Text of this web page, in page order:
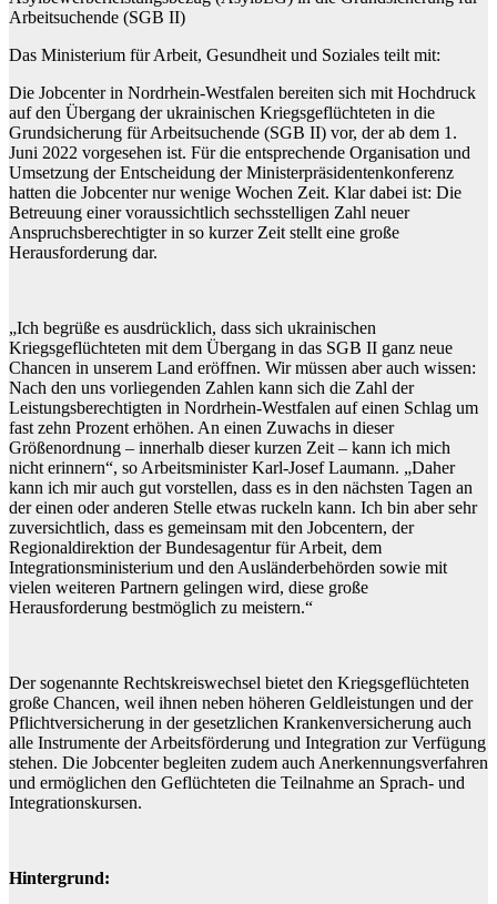
Arbeitsuchende (SGB II)
Das Ministerium für Arbeit, Gesundheit und Soziales teilt mit:
Die Jobcenter in Nordrhein-Westfalen bereiten sich mit Hochdruck
auf den Übergang der ukrainischen Kriegsgeflüchteten in die
Grundsicherung für Arbeitsuchende (SGB II) vor, der ab dem 1.
Juni 2022 vorgesehen ist. Für die entsprechende Organisation und
Umsetzung der Entscheidung der Ministerpräsidentenkonferenz
hatten die Jobcenter nur wenige Wochen Zeit. Klar dabei ist: Die
Betreuung einer voraussichtlich sechsstelligen Zahl neuer
Anspruchsberechtigter in so kurzer Zeit stellt eine große
Herausforderung dar.
„Ich begrüße es ausdrücklich, dass sich ukrainischen
Kriegsgeflüchteten mit dem Übergang in das SGB II ganz neue
Chancen in unserem Land eröffnen. Wir müssen aber auch wissen:
Nach den uns vorliegenden Zahlen kann sich die Zahl der
Leistungsberechtigten in Nordrhein-Westfalen auf einen Schlag um
fast zehn Prozent erhöhen. An einen Zuwachs in dieser
Größenordnung – innerhalb dieser kurzen Zeit – kann ich mich
nicht erinnern“, so Arbeitsminister Karl-Josef Laumann. „Daher
kann ich mir auch gut vorstellen, dass es in den nächsten Tagen an
der einen oder anderen Stelle etwas ruckeln kann. Ich bin aber sehr
zuversichtlich, dass es gemeinsam mit den Jobcentern, der
Regionaldirektion der Bundesagentur für Arbeit, dem
Integrationsministerium und den Ausländerbehörden sowie mit
vielen weiteren Partnern gelingen wird, diese große
Herausforderung bestmöglich zu meistern.“
Der sogenannte Rechtskreiswechsel bietet den Kriegsgeflüchteten
große Chancen, weil ihnen neben höheren Geldleistungen und der
Pflichtversicherung in der gesetzlichen Krankenversicherung auch
alle Instrumente der Arbeitsförderung und Integration zur Verfügung
stehen. Die Jobcenter begleiten zudem auch Anerkennungsverfahren
und ermöglichen den Geflüchteten die Teilnahme an Sprach- und
Integrationskursen.
Hintergrund: